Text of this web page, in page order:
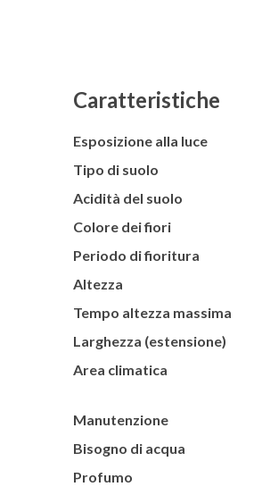
Caratteristiche
Esposizione alla luce
Tipo di suolo
Acidità del suolo
Colore dei fiori
Periodo di fioritura
Altezza
Tempo altezza massima
Larghezza (estensione)
Area climatica
Manutenzione
Bisogno di acqua
Profumo